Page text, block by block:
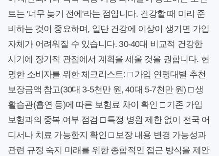
트는 '너무 늦기 전에'라는 점입니다. 건강할 때 미리 준
비하는 것이 중요하며, 일단 건강에 이상이 생기면 가입
자체가 어려워질 수 있습니다. 30-40대 비교적 건강한
시기에 장기적 관점에서 계획을 세울 것을 권합니다. 현
명한 소비자를 위한 체크리스트: □ 가입 연령대별 추천
보장금액 참고(30대 3-5천만 원, 40대 5-7천만 원) □ 생
활습관(흡연 등)에 따른 보험료 차이 확인 □ 기존 가입
보험과의 중복 여부 점검 □ 특정 병원 제한 없이 전국 어
디서나 치료 가능한지 확인 □ 보장 내용 변경 가능성과
관련 규정 숙지 미래를 위한 종합적인 접근 방식을 제안